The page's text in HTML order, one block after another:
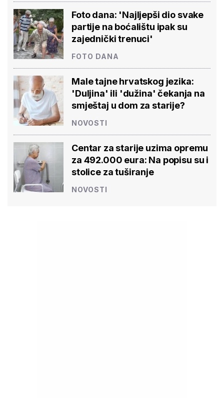
Foto dana: 'Najljepši dio svake
partije na boćalištu ipak su
zajednički trenuci'
FOTO DANA
Male tajne hrvatskog jezika:
'Duljina' ili 'dužina' čekanja na
smještaj u dom za starije?
NOVOSTI
Centar za starije uzima opremu
za 492.000 eura: Na popisu su i
stolice za tuširanje
NOVOSTI